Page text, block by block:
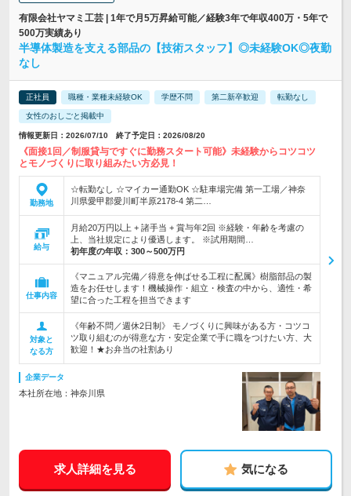
有限会社ヤマミ工芸 | 1年で月5万昇給可能／経験3年で年収400万・5年で
500万実績あり
半導体製造を支える部品の【技術スタッフ】◎未経験OK◎夜勤
なし
正社員 職種・業種未経験OK 学歴不問 第二新卒歓迎 転勤なし
女性のおしごと掲載中
情報更新日：2026/07/10 終了予定日：2026/08/20
《面接1回／制服貸与ですぐに勤務スタート可能》未経験からコツコツ
とモノづくりに取り組みたい方必見！
勤務地
☆転勤なし ☆マイカー通勤OK ☆駐車場完備 第一工場／神奈
川県愛甲郡愛川町半原2178-4 第二…
給与
月給20万円以上 + 諸手当 + 賞与年2回 ※経験・年齢を考慮の
上、当社規定により優遇します。 ※試用期間…
初年度の年収： 300～500万円
仕事内容
《マニュアル完備／得意を伸ばせる工程に配属》樹脂部品の製
造をお任せします！機械操作・組立・検査の中から、適性・希
望に合った工程を担当できます
対象と
なる方
《年齢不問／週休2日制》 モノづくりに興味がある方・コツコ
ツ取り組むのが得意な方・安定企業で手に職をつけたい方、大
歓迎！★お弁当の社割あり
企業データ
本社所在地：神奈川県
求人詳細を見る 気になる